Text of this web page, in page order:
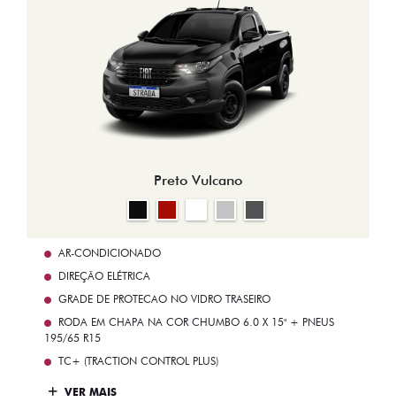
Preto Vulcano
AR-CONDICIONADO
DIREÇÃO ELÉTRICA
GRADE DE PROTECAO NO VIDRO TRASEIRO
RODA EM CHAPA NA COR CHUMBO 6.0 X 15" + PNEUS
195/65 R15
TC+ (TRACTION CONTROL PLUS)
VER MAIS